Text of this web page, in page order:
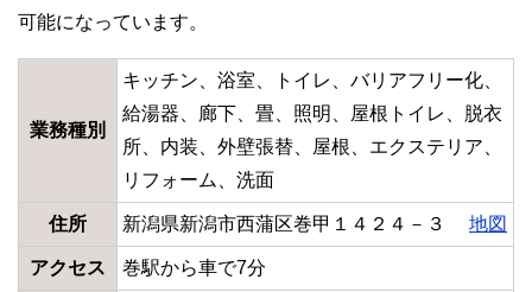
可能になっています。
業務種別
キッチン、浴室、トイレ、バリアフリー化、
給湯器、廊下、畳、照明、屋根トイレ、脱衣
所、内装、外壁張替、屋根、エクステリア、
リフォーム、洗面
住所 新潟県新潟市西蒲区巻甲１４２４－３ 地図
アクセス 巻駅から車で7分